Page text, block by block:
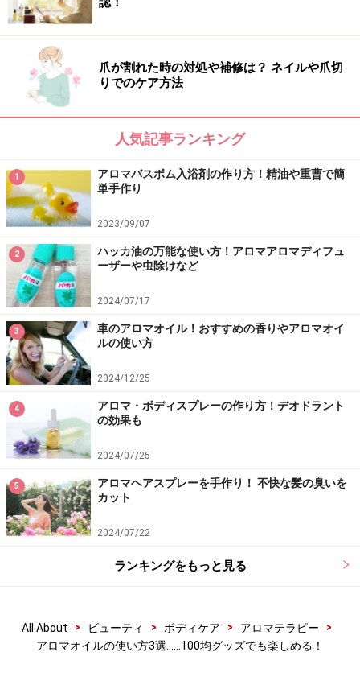
アロマ空間を楽しむための3つの方法を紹介しました。
場面で活用できますし、垂らす精油の効果効能を変えれ
ば、得られる効果も変えることが可能です。「アロマ空
間作り」を楽しんでみてください。
ヒノキオイルの使い方・効能とは？ アロマオイル辞典
車のアロマオイル！おすすめの香りやアロマオイルの使
い方
アロマポットの使い方……芳香浴を楽しむ
マスクにアロマオイルを直接つけないで！アロマスプレ
ーの作り方
鼻づまり解消効果のあるアロマオイル集…鼻粘液を排出
しやすくする！
※記事内容は執筆時点のものです。最新の内容をご確認くださ
い。
※個人の体質、また、誤った方法による実践に起因して肌荒れや
不調を引き起こす場合があります。実践の際には、必ず自身の体
質及び健康状態を十分に考慮し、正しい方法で行ってください。
また、全ての方への有効性を保証するものではありません。
【編集部おすすめの購入サイト】
楽天市場でアロマテラピー用品をチェック！
爪が割れた時の対処や補修は？ ネイルや爪切
りでのケア方法
人気記事ランキング
1
アロマバスボム入浴剤の作り方！精油や重曹で簡
単手作り
2023/09/07
2
ハッカ油の万能な使い方！アロマアロマディフュ
ーザーや虫除けなど
2024/07/17
3
車のアロマオイル！おすすめの香りやアロマオイ
ルの使い方
2024/12/25
4
アロマ・ボディスプレーの作り方！デオドラント
の効果も
2024/07/25
5
アロマヘアスプレーを手作り！ 不快な髪の臭いを
カット
2024/07/22
ランキングをもっと見る
All About > ビューティ > ボディケア > アロマテラピー
>
アロマオイルの使い方3選……100均グッズでも楽しめる！